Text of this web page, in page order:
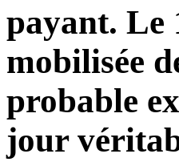
payant. Le
mobilisée
probable
jour